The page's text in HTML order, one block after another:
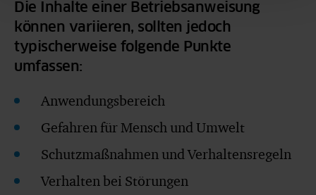
Die Inhalte einer Betriebsanweisung
können variieren, sollten jedoch
typischerweise folgende Punkte
umfassen:
Anwendungsbereich
Gefahren für Mensch und Umwelt
Schutzmaßnahmen und Verhaltensregeln
Verhalten bei Störungen